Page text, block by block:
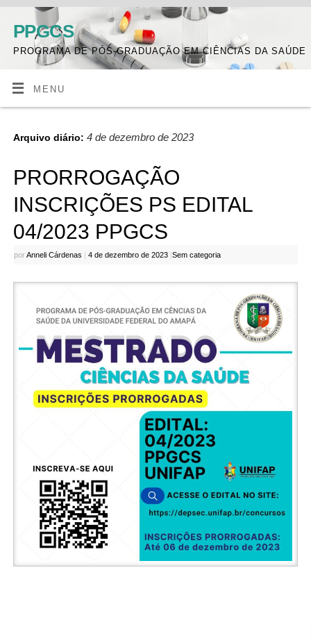
PPGCS
PROGRAMA DE PÓS-GRADUAÇÃO EM CIÊNCIAS DA SAÚDE
MENU
Arquivo diário: 4 de dezembro de 2023
PRORROGAÇÃO
INSCRIÇÕES PS EDITAL
04/2023 PPGCS
porAnneli Cárdenas | 4 de dezembro de 2023 |Sem categoria